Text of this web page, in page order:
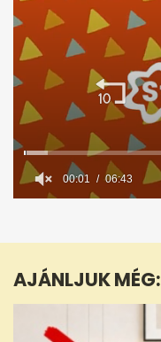
6
43
seconds
00:02 06:43
AJÁNLJUK MÉG: